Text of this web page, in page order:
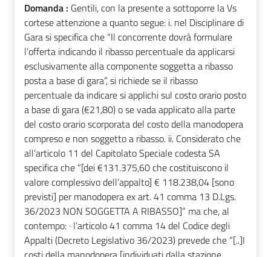
Domanda : Gentili, con la presente a sottoporre la Vs
cortese attenzione a quanto segue: i. nel Disciplinare di
Gara si specifica che “Il concorrente dovrà formulare
l’offerta indicando il ribasso percentuale da applicarsi
esclusivamente alla componente soggetta a ribasso
posta a base di gara”, si richiede se il ribasso
percentuale da indicare si applichi sul costo orario posto
a base di gara (€21,80) o se vada applicato alla parte
del costo orario scorporata del costo della manodopera
compreso e non soggetto a ribasso. ii. Considerato che
all’articolo 11 del Capitolato Speciale codesta SA
specifica che “[dei €131.375,60 che costituiscono il
valore complessivo dell’appalto] € 118.238,04 [sono
previsti] per manodopera ex art. 41 comma 13 D.Lgs.
36/2023 NON SOGGETTA A RIBASSO]” ma che, al
contempo: · l’articolo 41 comma 14 del Codice degli
Appalti (Decreto Legislativo 36/2023) prevede che “[..]I